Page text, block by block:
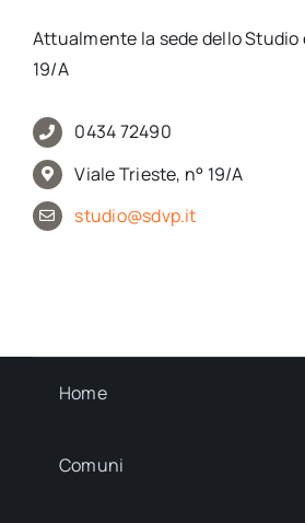
Attualmente la sede dello Studio
19/A
0434 72490
Viale Trieste, n° 19/A
studio@sdvp.it
Home
Comuni